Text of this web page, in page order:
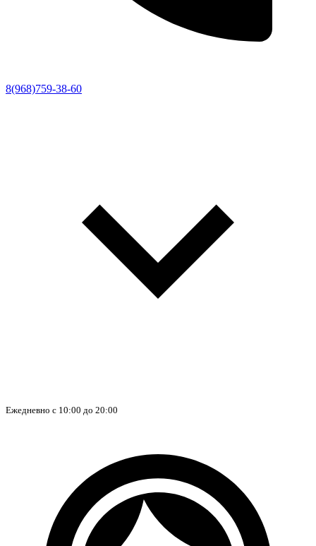
8(968)759-38-60
Ежедневно с 10:00 до 20:00